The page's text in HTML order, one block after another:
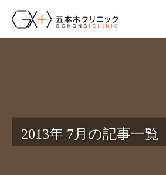
2013年 7月の記事一覧